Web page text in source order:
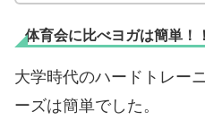
体育会に比べヨガは簡単！！
大学時代のハードトレー
ーズは簡単でした。